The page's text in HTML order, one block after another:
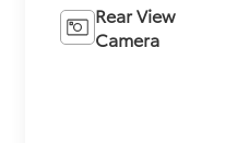
Rear View
Camera